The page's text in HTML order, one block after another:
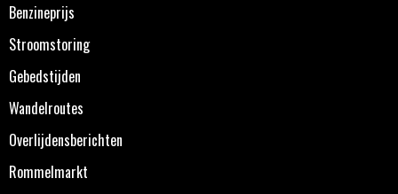
Benzineprijs
Stroomstoring
Gebedstijden
Wandelroutes
Overlijdensberichten
Rommelmarkt